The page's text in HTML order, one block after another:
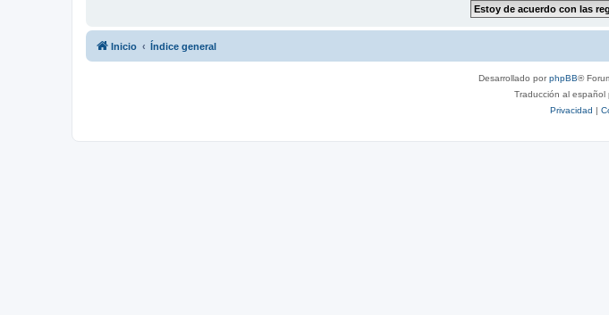
Inicio Índice general
Desarrollado porphpBB®
Traducción al español
Privacidad |